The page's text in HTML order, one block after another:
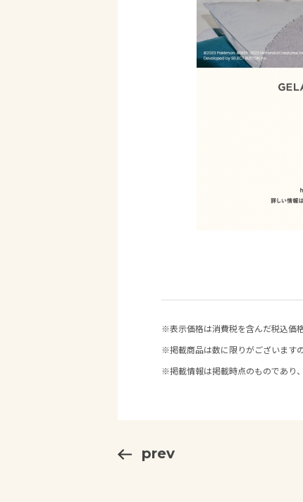
※表示価格は消費税を含んだ税込価格
※掲載商品は数に限りがございます
※掲載情報は掲載時点のものであり
prev